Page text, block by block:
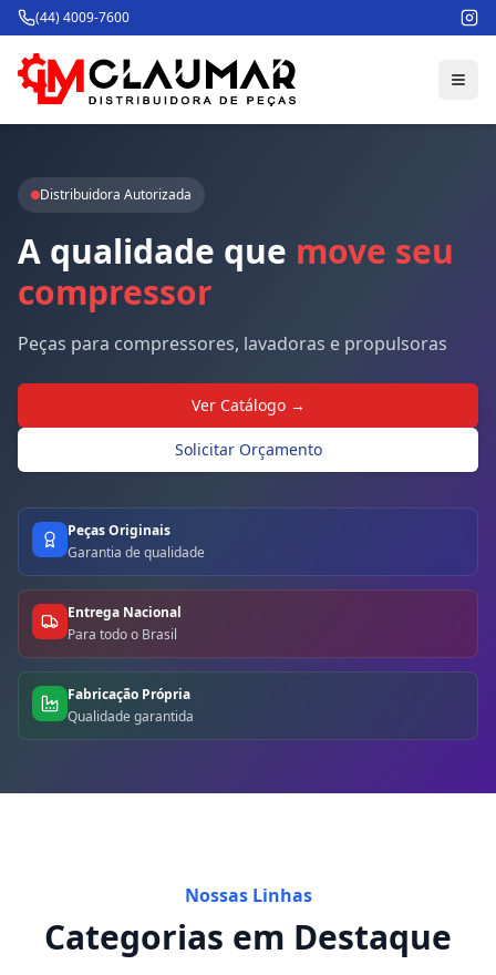
(44) 4009-7600
Distribuidora Autorizada
A qualidade que move seu
compressor
Peças para compressores, lavadoras e propulsoras
Ver Catálogo →
Solicitar Orçamento
Peças Originais
Garantia de qualidade
Entrega Nacional
Para todo o Brasil
Fabricação Própria
Qualidade garantida
Nossas Linhas
Categorias em Destaque